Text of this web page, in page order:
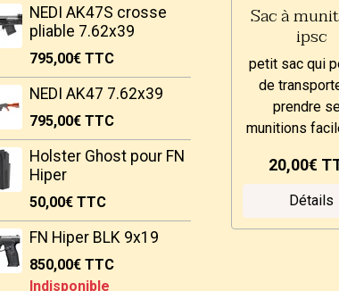
Sac à
ipsc
petit sac qui
de
prendre
munitions
20,00€
Détails
NEDI AK47S crosse
pliable 7.62x39
795,00€TTC
NEDI AK47 7.62x39
795,00€TTC
Holster Ghost pour FN
Hiper
50,00€TTC
FN Hiper BLK 9x19
850,00€TTC
Indisponible